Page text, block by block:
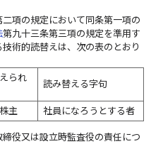
項の規定において同条第一項の
第九十三条第三項の規定を準用す
術的読替えは、次の表のとおり
られ
読み替える字句
主 社員になろうとする者
締役又は設立時監査役の責任につ